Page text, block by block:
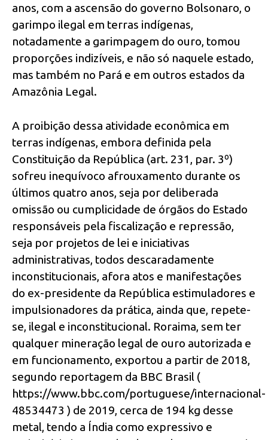
anos, com a ascensão do governo Bolsonaro, o
garimpo ilegal em terras indígenas,
notadamente a garimpagem do ouro, tomou
proporções indizíveis, e não só naquele estado,
mas também no Pará e em outros estados da
Amazônia Legal.
A proibição dessa atividade econômica em
terras indígenas, embora definida pela
Constituição da República (art. 231, par. 3º)
sofreu inequívoco afrouxamento durante os
últimos quatro anos, seja por deliberada
omissão ou cumplicidade de órgãos do Estado
responsáveis pela fiscalização e repressão,
seja por projetos de lei e iniciativas
administrativas, todos descaradamente
inconstitucionais, afora atos e manifestações
do ex-presidente da República estimuladores e
impulsionadores da prática, ainda que, repete-
se, ilegal e inconstitucional. Roraima, sem ter
qualquer mineração legal de ouro autorizada e
em funcionamento, exportou a partir de 2018,
segundo reportagem da BBC Brasil (
https://www.bbc.com/portuguese/internacional-
48534473 ) de 2019, cerca de 194 kg desse
metal, tendo a Índia como expressivo e